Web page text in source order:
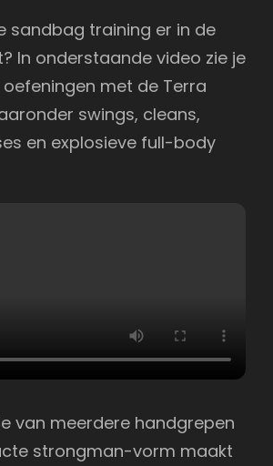
sandbag training er in de
In onderstaande video zie je
met de Terra
swings, cleans,
en explosieve full-body
van meerdere handgrepen
strongman-vorm maakt